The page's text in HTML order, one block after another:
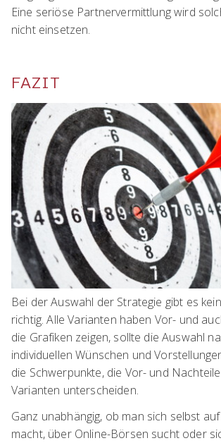
Eine seriöse Partnervermittlung wird
nicht einsetzen.
FAZIT
Bei der Auswahl der Strategie gibt es
richtig. Alle Varianten haben Vor- und
die Grafiken zeigen, sollte die Auswahl
individuellen Wünschen und
die Schwerpunkte, die Vor- und
Varianten unterscheiden.
Ganz unabhängig, ob man sich selbst
macht, über Online-Börsen sucht oder